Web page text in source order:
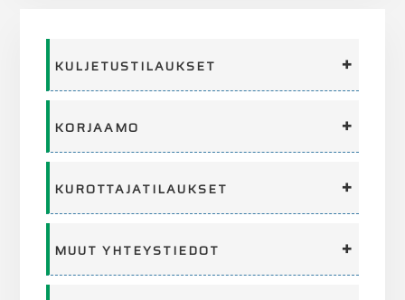
Ensisijainen
sivupalkki
KULJETUSTILAUKSET
KORJAAMO
KUROTTAJATILAUKSET
MUUT YHTEYSTIEDOT